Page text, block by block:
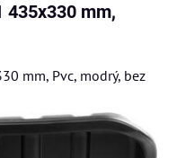
435x330 mm,
mm, Pvc, modrý, bez